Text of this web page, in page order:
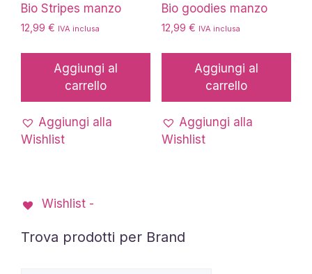
Bio Stripes manzo
12,99 € IVA inclusa
Aggiungi al
carrello
Aggiungi alla
Wishlist
Bio goodies manzo
12,99 € IVA inclusa
Aggiungi al
carrello
Aggiungi alla
Wishlist
Wishlist -
Trova prodotti per Brand